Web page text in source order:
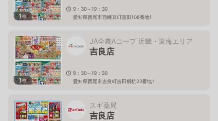
1枚
9：30～19：30
愛知県西尾市西幡豆町菰田106番地1
1枚
JA全農Aコープ 近畿・東海エリア
吉良店
9：30～19：30
愛知県西尾市吉良町吉田桐杭23番地1
スギ薬局
吉良店